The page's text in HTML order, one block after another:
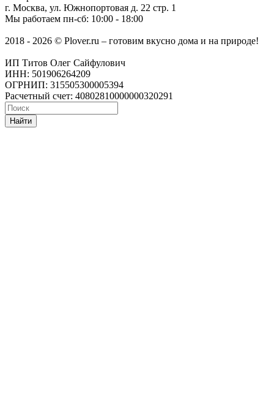
г. Москва, ул. Южнопортовая д. 22 стр. 1
Мы работаем пн-сб: 10:00 - 18:00
2018 - 2026 © Plover.ru – готовим вкусно дома и на природе!
ИП Титов Олег Сайфулович
ИНН: 501906264209
ОГРНИП: 315505300005394
Расчетный счет: 40802810000000320291
Найти